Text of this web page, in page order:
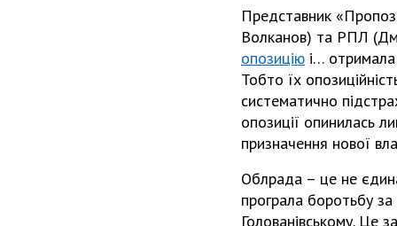
Представник
Волканов) та РПЛ
опозицію і… отримала
Тобто їх
систематично
опозиції опинилась
призначення нової
Облрада – це не
програла боротьбу
Голованівському. Це